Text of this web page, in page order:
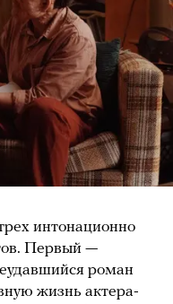
интонационно
Первый —
роман
жизнь актера-